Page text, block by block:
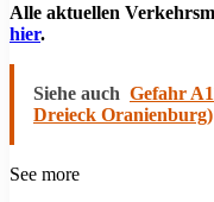
Alle aktuellen
hier.
Siehe auch Gefahr
Dreieck Oranienburg)
See more